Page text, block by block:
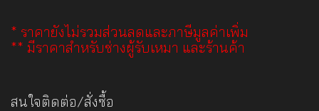
* ราคายังไม่รวมส่วนลดและภาษีมูลค่าเพิ่ม
** มีราคาสำหรับช่างผู้รับเหมา และร้านค้า
สนใจติดต่อ/สั่งซื้อ